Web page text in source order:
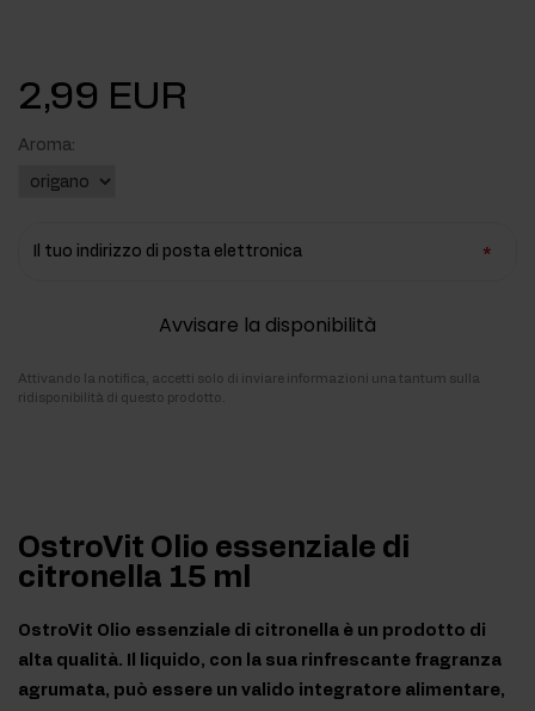
2,99 EUR
Aroma:
Il tuo indirizzo di posta elettronica
Avvisare la disponibilità
Attivando la notifica, accetti solo di inviare informazioni una tantum sulla
ridisponibilità di questo prodotto.
OstroVit Olio essenziale di
citronella 15 ml
OstroVit Olio essenziale di citronella è un prodotto di
alta qualità. Il liquido, con la sua rinfrescante fragranza
agrumata, può essere un valido integratore alimentare,